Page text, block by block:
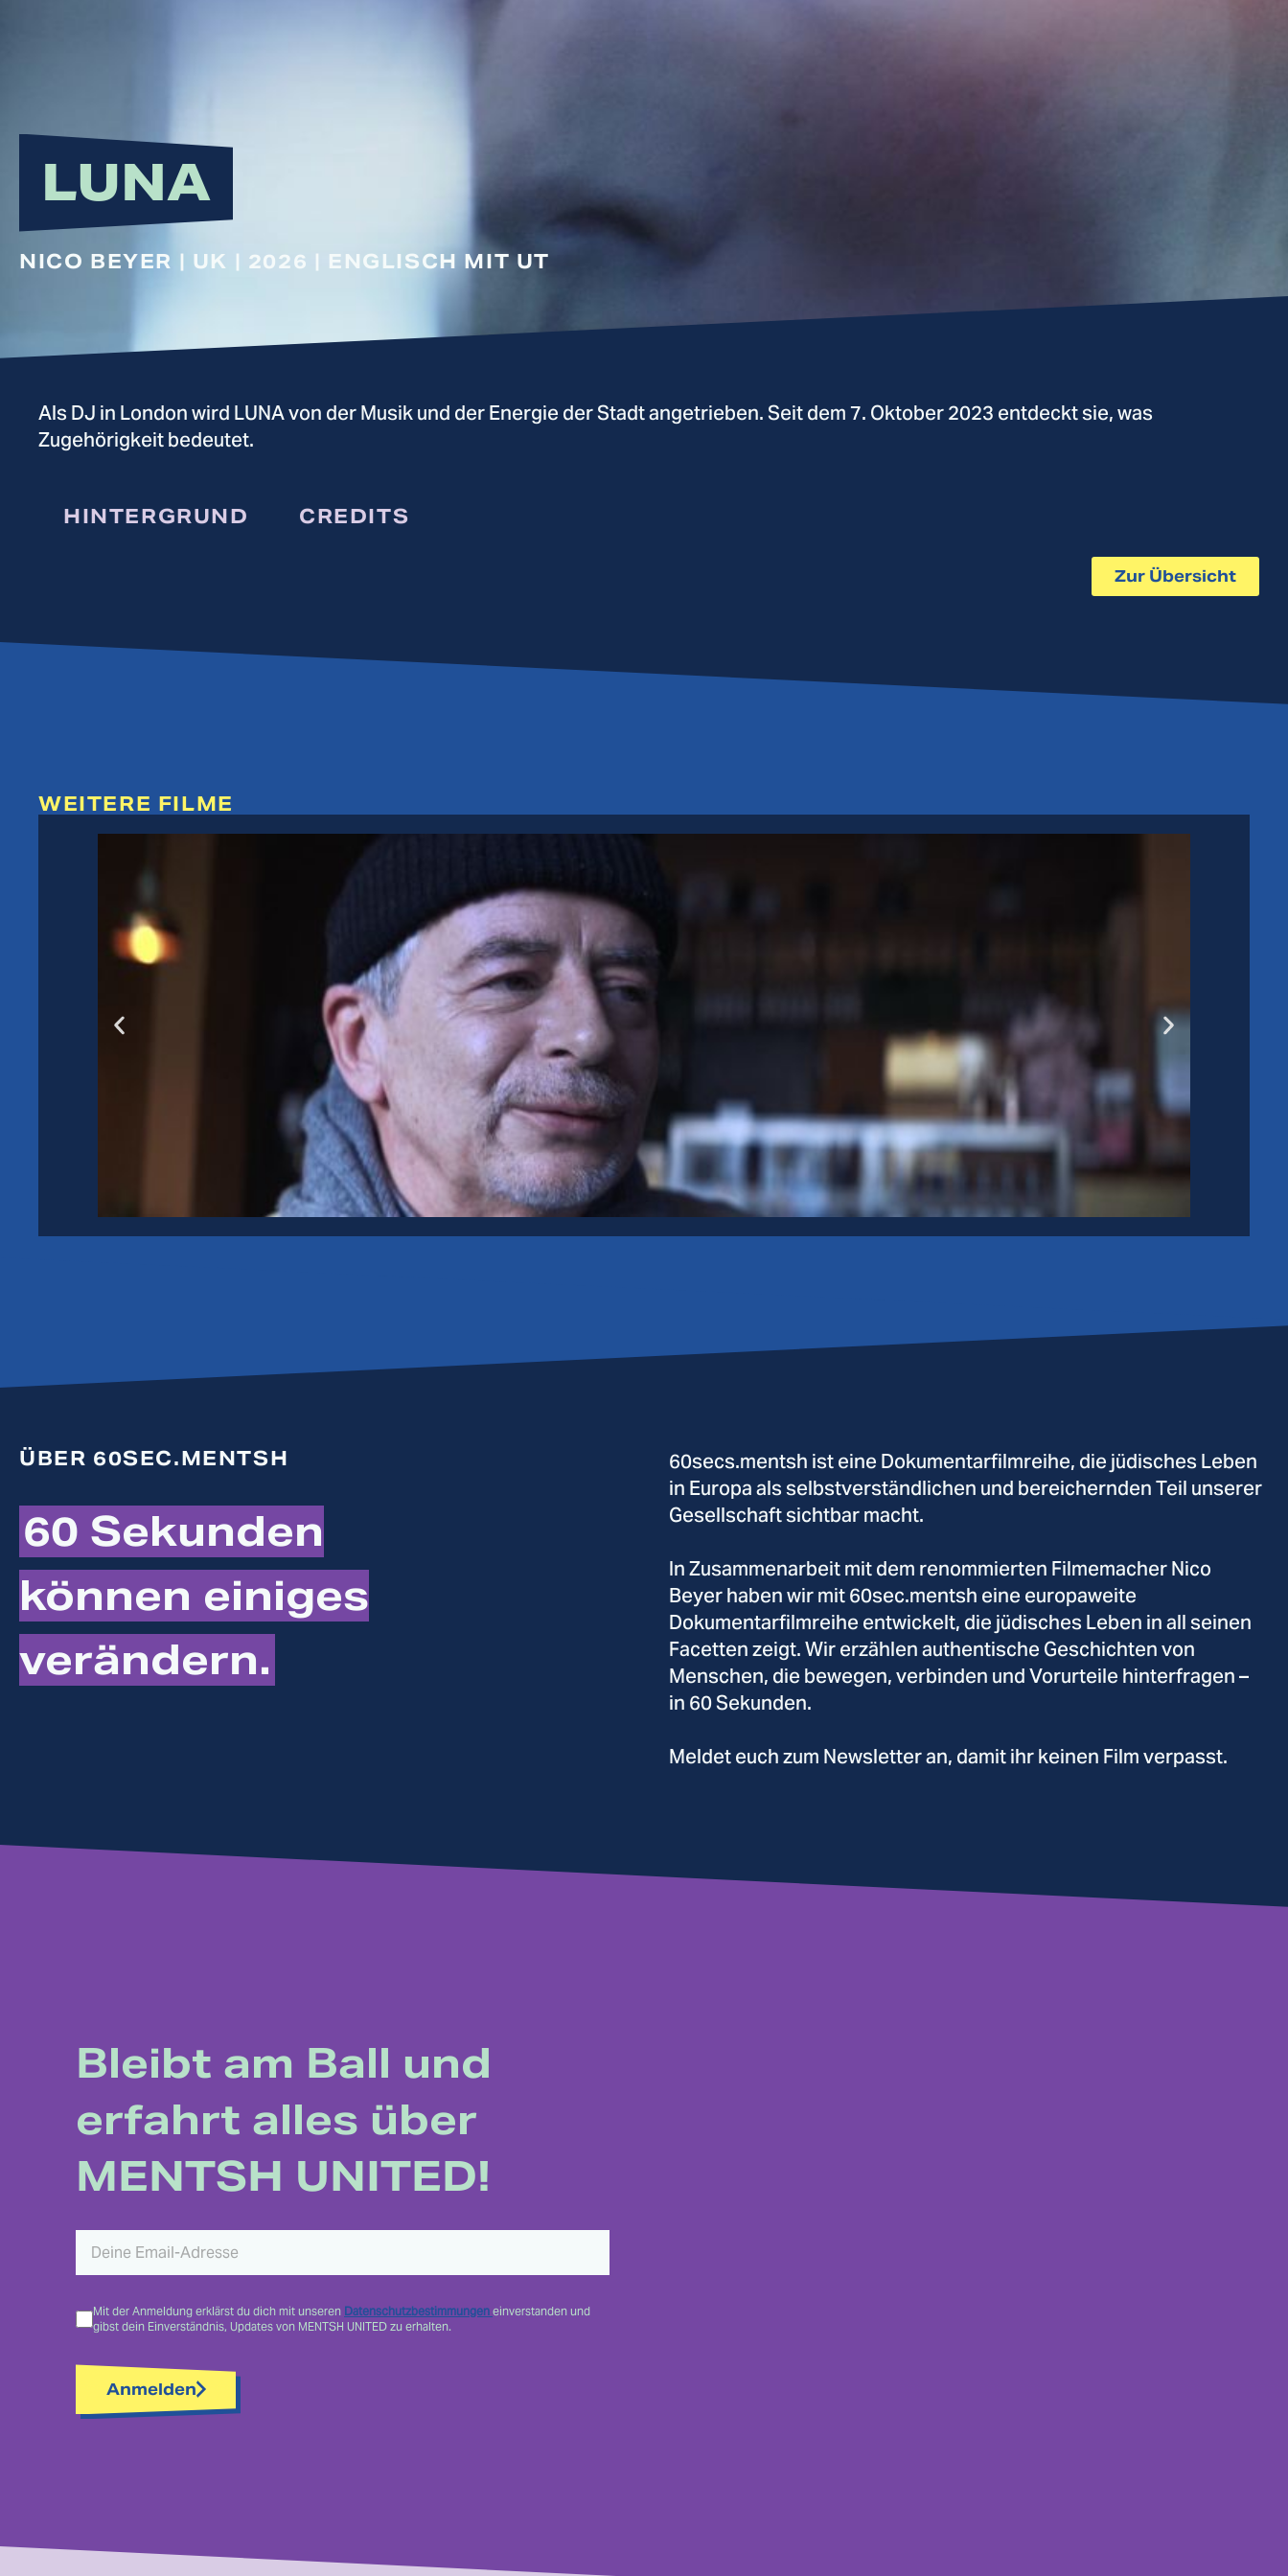
LUNA
NICO BEYER | UK | 2026 | ENGLISCH MIT UT
Als DJ in London wird LUNA von der Musik und der Energie der Stadt angetrieben. Seit dem 7. Oktober 2023 entdeckt sie, was
Zugehörigkeit bedeutet.
HINTERGRUND CREDITS
Zur Übersicht
WEITERE FILME
Ansehen >
ÜBER 60SEC.MENTSH
60 Sekunden
können einiges
verändern.
60secs.mentsh ist eine Dokumentarfilmreihe, die jüdisches Leben
in Europa als selbstverständlichen und bereichernden Teil unserer
Gesellschaft sichtbar macht.
In Zusammenarbeit mit dem renommierten Filmemacher Nico
Beyer haben wir mit 60sec.mentsh eine europaweite
Dokumentarfilmreihe entwickelt, die jüdisches Leben in all seinen
Facetten zeigt. Wir erzählen authentische Geschichten von
Menschen, die bewegen, verbinden und Vorurteile hinterfragen –
in 60 Sekunden.
Meldet euch zum Newsletter an, damit ihr keinen Film verpasst.
Bleibt am Ball und
erfahrt alles über
MENTSH UNITED!
Mit der Anmeldung erklärst du dich mit unseren Datenschutzbestimmungen einverstanden und
gibst dein Einverständnis, Updates von MENTSH UNITED zu erhalten.
Anmelden